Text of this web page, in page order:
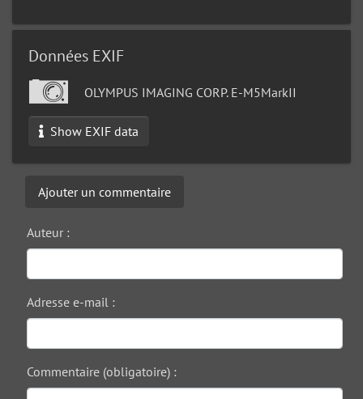
Données EXIF
OLYMPUS IMAGING CORP. E-M5MarkII
Show EXIF data
Ajouter un commentaire
Auteur :
Adresse e-mail :
Commentaire (obligatoire) :